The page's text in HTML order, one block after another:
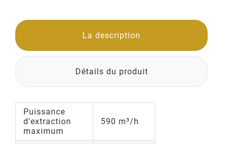
La description
Détails du produit
Puissance
d'extraction
maximum
590 m³/h